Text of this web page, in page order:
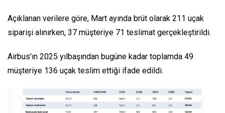
Açıklanan verilere göre, Mart ayında brüt olarak 211 uçak
siparişi alınırken, 37 müşteriye 71 teslimat gerçekleştirildi.
Airbus'ın 2025 yılbaşından bugüne kadar toplamda 49
müşteriye 136 uçak teslim ettiği ifade edildi.